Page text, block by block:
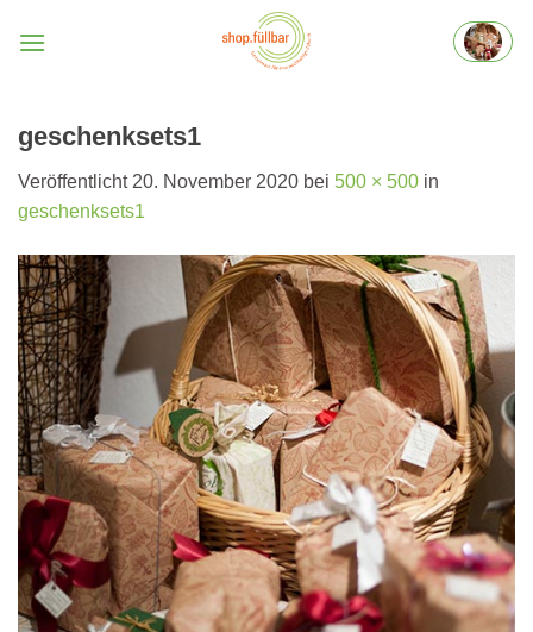
Inhalt
geschenksets1
Veröffentlicht 20. November 2020 bei 500 × 500 in
geschenksets1